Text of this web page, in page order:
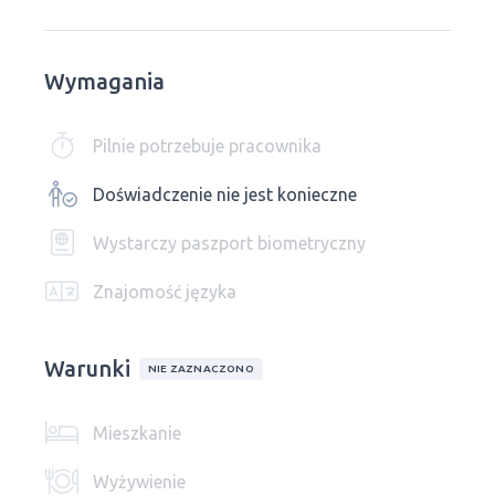
Wymagania
Pilnie potrzebuje pracownika
Doświadczenie nie jest konieczne
Wystarczy paszport biometryczny
Znajomość języka
Warunki NIE ZAZNACZONO
Mieszkanie
Wyżywienie